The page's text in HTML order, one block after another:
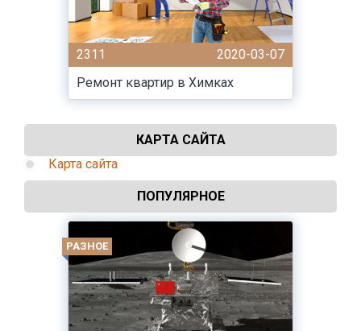
2311
2020-03-07
Ремонт квартир в Химках
КАРТА САЙТА
Карта сайта
ПОПУЛЯРНОЕ
РАЗНОЕ